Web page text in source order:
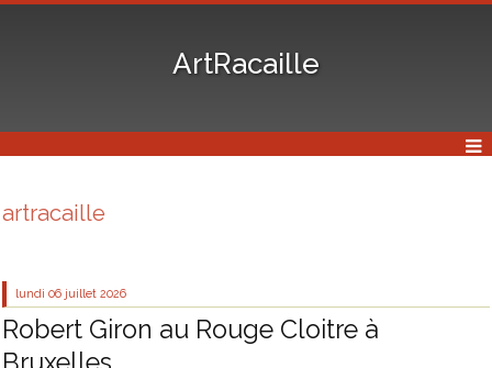
ArtRacaille
artracaille
lundi 06 juillet 2026
Robert Giron au Rouge Cloitre à
Bruxelles